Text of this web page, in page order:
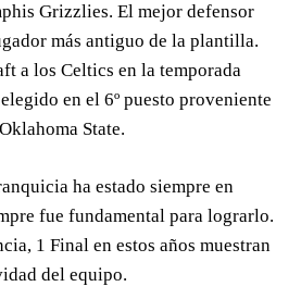
Grizzlies. El mejor defensor
más antiguo de la plantilla.
a los Celtics en la temporada
en el 6º puesto proveniente
State.
ha estado siempre en
fue fundamental para lograrlo.
1 Final en estos años muestran
del equipo.